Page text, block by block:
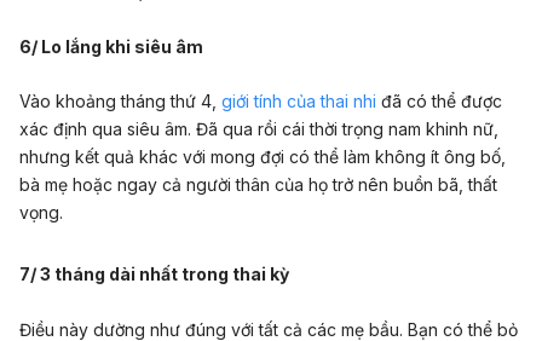
6/ Lo lắng khi siêu âm
Vào khoảng tháng thứ 4, giới tính của thai nhi đã có thể được
xác định qua siêu âm. Đã qua rồi cái thời trọng nam khinh nữ,
nhưng kết quả khác với mong đợi có thể làm không ít ông bố,
bà mẹ hoặc ngay cả người thân của họ trở nên buồn bã, thất
vọng.
7/ 3 tháng dài nhất trong thai kỳ
Điều này dường như đúng với tất cả các mẹ bầu. Bạn có thể bỏ